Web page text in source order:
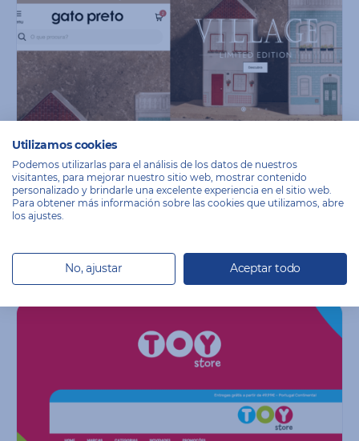
Gato Preto – Living spaces
Utilizamos cookies
Podemos utilizarlas para el análisis de los datos de nuestros
visitantes, para mejorar nuestro sitio web, mostrar contenido
personalizado y brindarle una excelente experiencia en el sitio web.
Para obtener más información sobre las cookies que utilizamos, abre
los ajustes.
No, ajustar Aceptar todo